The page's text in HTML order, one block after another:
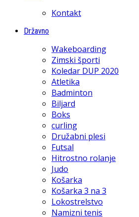
Kontakt
Državno
Wakeboarding
Zimski športi
Koledar DUP 2020
Atletika
Badminton
Biljard
Boks
curling
Družabni plesi
Futsal
Hitrostno rolanje
Judo
Košarka
Košarka 3 na 3
Lokostrelstvo
Namizni tenis